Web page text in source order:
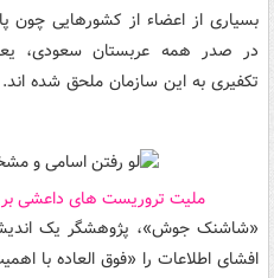
بسیاری از اعضاء از کشورهایی چون
در صدر همه عربستان سعودی،
تکفیری به این سازمان ملحق شده اند.
ملیت تروریست های داعشی
«شاشنک جوش»، پژوهشگر یک
افشای اطلاعات را «فوق العاده با